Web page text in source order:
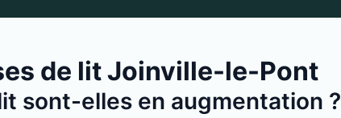
de lit Joinville-le-Pont
sont-elles en augmentation ?